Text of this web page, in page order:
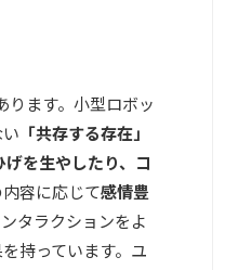
ります。小型ロボッ
「共存する存在」
げを生やしたり、コ
容に応じて感情豊
タラクションをよ
持っています。ユ